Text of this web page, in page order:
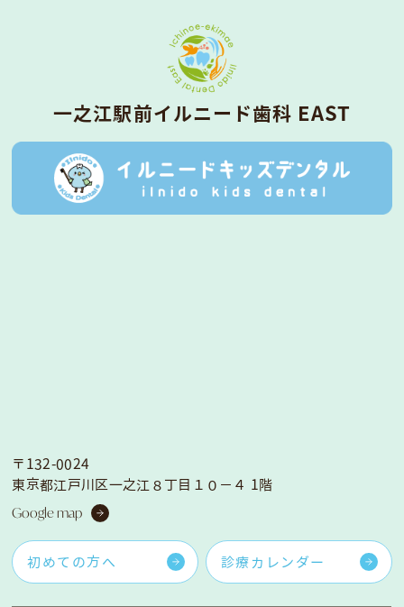
⼀之江駅前イルニード⻭科 EAST
〒132-0024
東京都江戸川区一之江８丁目１０−４ 1階
Google map
初めての方へ 診療カレンダー